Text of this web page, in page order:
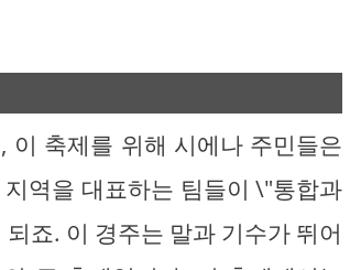
이 축제를 위해 시에나 주민들은
역을 대표하는 팀들이 \"통합과
죠. 이 경주는 말과 기수가 뛰어